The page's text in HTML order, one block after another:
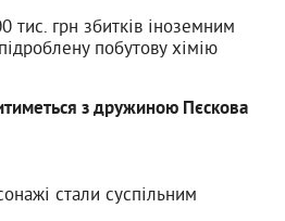
тис. грн збитків іноземним
побутову хімію
з дружиною Пєскова
стали суспільним